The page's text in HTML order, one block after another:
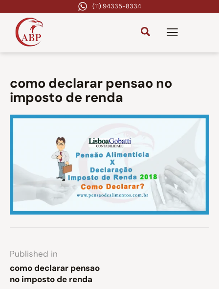
(11) 94335-8334
como declarar pensao no
imposto de renda
Published in
como declarar pensao
no imposto de renda